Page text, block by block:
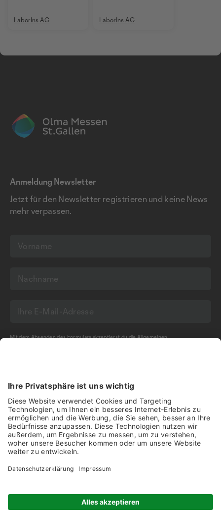
LaborIns AG LaborIns AG
Anmeldung Newsletter
Jetzt für den Newsletter registrieren und keine News
mehr verpassen.
Mit dem Absenden des Formulars akzeptierst du dieAllgemeinen
Impressum Disclaimer Datenschutz